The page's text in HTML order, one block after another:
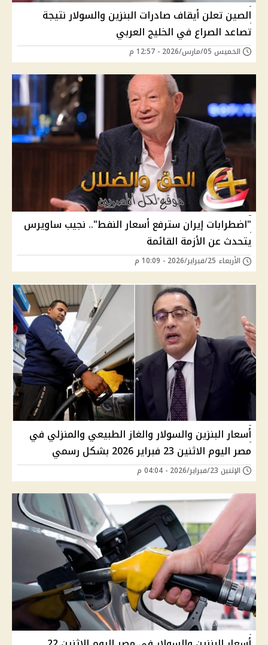
الصين تعلن أيقاف صادرات البنزين والسولار نتيجة
تصاعد الصراع في الخليج العربي
الخميس 05/مارس/2026 - 12:57 م
"اضطرابات إيران سترفع أسعار النفط".. نجيب ساويرس
يتحدث عن الأزمة القائمة
الأربعاء 25/فبراير/2026 - 10:09 م
أسعار البنزين والسولار والغاز الطبيعي والمنزلي في
مصر اليوم الاثنين 23 فبراير 2026 بشكل رسمي
الإثنين 23/فبراير/2026 - 04:04 م